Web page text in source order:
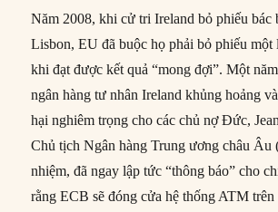
Năm 2008, khi cử tri Ireland bỏ phiếu bác
Lisbon, EU đã buộc họ phải bỏ phiếu một
khi đạt được kết quả “mong đợi”. Một
ngân hàng tư nhân Ireland khủng hoảng
hại nghiêm trọng cho các chủ nợ Đức,
Chủ tịch Ngân hàng Trung ương châu Âu
nhiệm, đã ngay lập tức “thông báo” cho
rằng ECB sẽ đóng cửa hệ thống ATM